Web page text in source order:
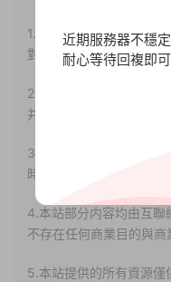
1.本站部分内容轉載自其
對其真實性負責。
2.若您需要商業運營或用
并合法使用。
3.如果本站有侵犯、不妥
時間解決！
4.本站部分内容均由互聯
不存在任何商業目的與商
5.本站提供的所有資源僅
近期服務器不穩
耐心等待回複即可